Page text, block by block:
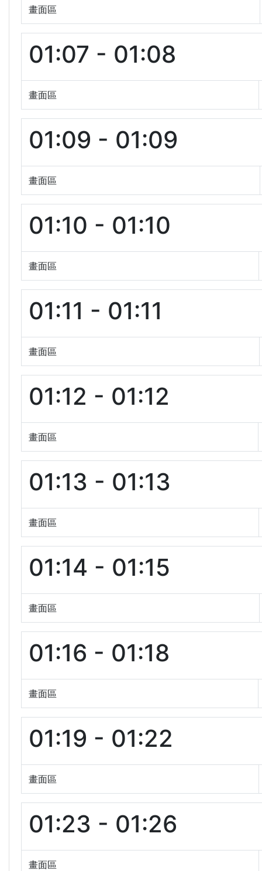
畫面區
01:07 - 01:08
畫面區
01:09 - 01:09
畫面區
01:10 - 01:10
畫面區
01:11 - 01:11
畫面區
01:12 - 01:12
畫面區
01:13 - 01:13
畫面區
01:14 - 01:15
畫面區
01:16 - 01:18
畫面區
01:19 - 01:22
畫面區
01:23 - 01:26
畫面區